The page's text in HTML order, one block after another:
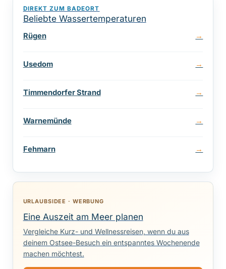
DIREKT ZUM BADEORT
Beliebte Wassertemperaturen
Rügen
Usedom
Timmendorfer Strand
Warnemünde
Fehmarn
URLAUBSIDEE · WERBUNG
Eine Auszeit am Meer planen
Vergleiche Kurz- und Wellnessreisen, wenn du aus
deinem Ostsee-Besuch ein entspanntes Wochenende
machen möchtest.